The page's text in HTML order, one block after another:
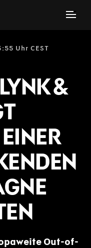
Uhr CEST
&
Out-of-